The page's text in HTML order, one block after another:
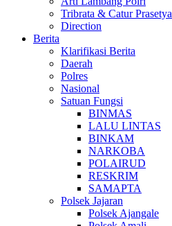
Tribrata & Catur Prasetya
Direction
Berita
Klarifikasi Berita
Daerah
Polres
Nasional
Satuan Fungsi
BINMAS
LALU LINTAS
BINKAM
NARKOBA
POLAIRUD
RESKRIM
SAMAPTA
Polsek Jajaran
Polsek Ajangale